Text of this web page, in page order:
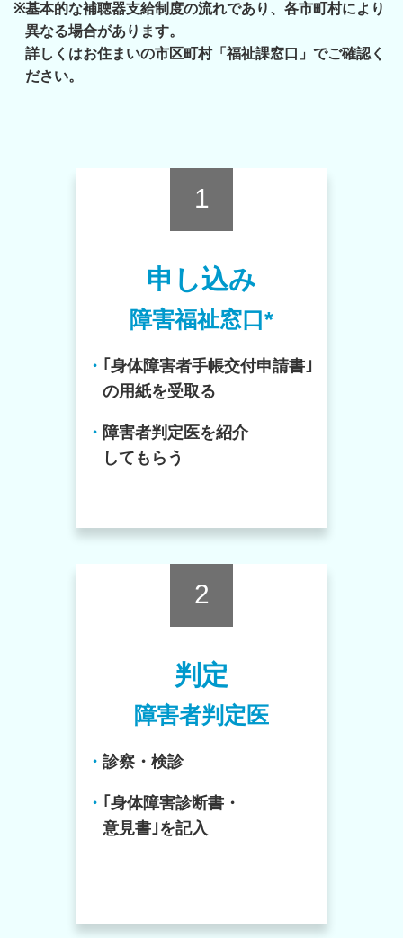
※基本的な補聴器支給制度の流れであり、各市町村により
異なる場合があります。
詳しくはお住まいの市区町村「福祉課窓口」でご確認く
ださい。
1
申し込み
障害福祉窓口*
・ ｢身体障害者手帳交付申請書｣
の用紙を受取る
・ 障害者判定医を紹介
してもらう
2
判定
障害者判定医
・ 診察・検診
・ ｢身体障害診断書・
意見書｣を記入